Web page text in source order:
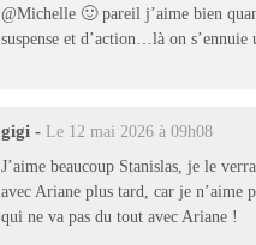
@Michelle 🙂 pareil j’aime bien
suspense et d’action…là on s’ennuie
gigi - Le 12 mai 2026 à 09h08
J’aime beaucoup Stanislas, je le
avec Ariane plus tard, car je n’aime
qui ne va pas du tout avec Ariane !